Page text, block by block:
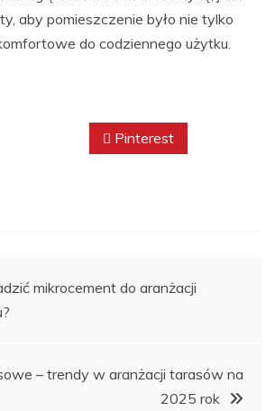
aby pomieszczenie było nie tylko
do codziennego użytku.
Pinterest
mikrocement do aranżacji
– trendy w aranżacji tarasów na
2025 rok